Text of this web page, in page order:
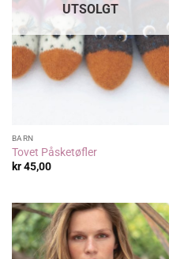
UTSOLGT
BARN
Tovet Påsketøfler
kr45,00